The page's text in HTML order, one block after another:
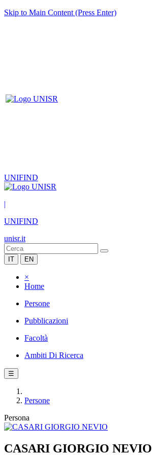
Skip to Main Content (Press Enter)
UNIFIND
|
UNIFIND
unisr.it
IT EN
×
Home
Persone
Pubblicazioni
Facoltà
Ambiti Di Ricerca
☰
Persone
Persona
CASARI GIORGIO NEVIO